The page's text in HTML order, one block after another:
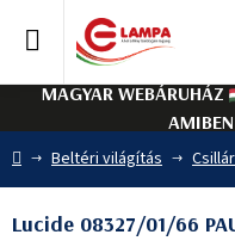
tartalomhoz
MAGYAR WEBÁRUHÁZ
Kezdőlap
Beltéri világítás
Lucide 08327/01/66